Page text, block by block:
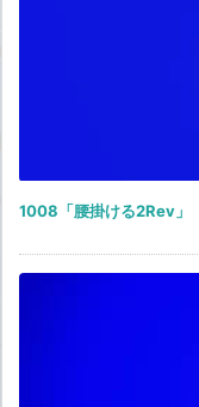
1008「腰掛ける2Rev」